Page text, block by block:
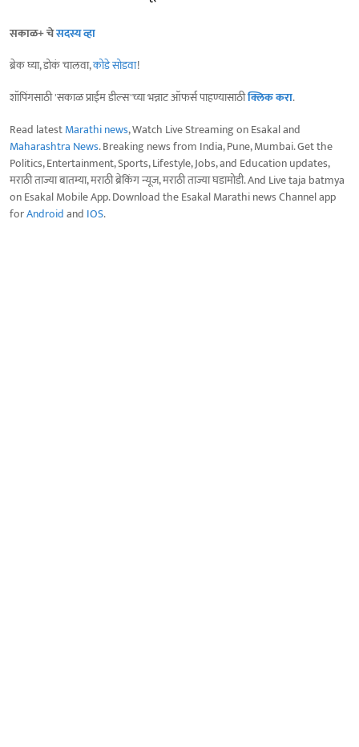
सकाळ+ चेसदस्य व्हा
ब्रेक घ्या, डोकं चालवा,कोडे सोडवा!
शॉपिंगसाठी 'सकाळ प्राईम डील्स'च्या भन्नाट ऑफर्स पाहण्यासाठीक्लिक करा.
Read latestMarathi news, Watch Live Streaming on Esakal and
Maharashtra News. Breaking news from India, Pune, Mumbai. Get the
Politics, Entertainment, Sports, Lifestyle, Jobs, and Education updates,
मराठी ताज्या बातम्या, मराठी ब्रेकिंग न्यूज, मराठी ताज्या घडामोडी. And Live taja batmya
on Esakal Mobile App. Download the Esakal Marathi news Channel app
forAndroidand IOS.